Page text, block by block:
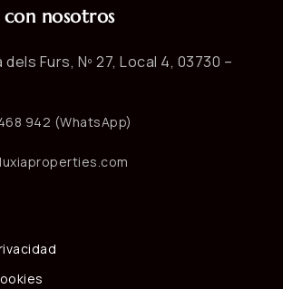
nosotros
dels Furs, Nº 27, Local 4, 03730 –
942 (WhatsApp)